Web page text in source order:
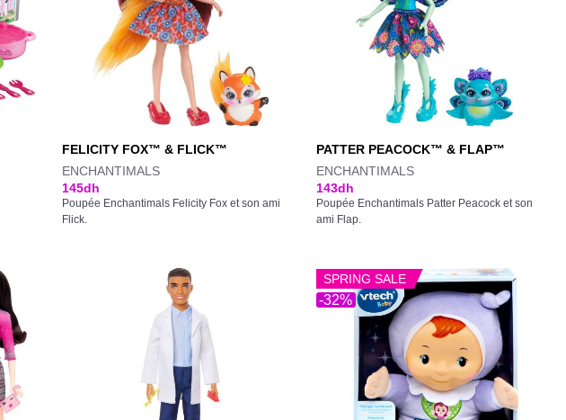
FELICITY FOX™ & FLICK™
ENCHANTIMALS
145dh
Poupée Enchantimals Felicity Fox et son ami
Flick.
PATTER PEACOCK™ & FLAP™
ENCHANTIMALS
143dh
Poupée Enchantimals Patter Peacock et son
ami Flap.
-32%
SPRING SALE